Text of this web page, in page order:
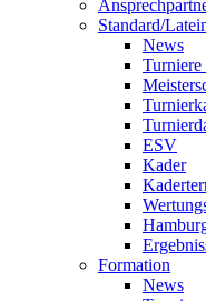
Standard/
News
ESV
Kader
Formation
News